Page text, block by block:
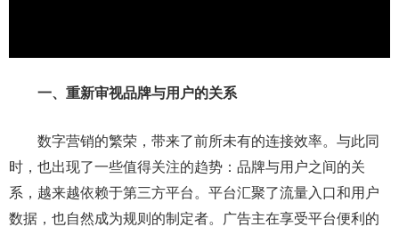
一、重新审视品牌与用户的关系
数字营销的繁荣，带来了前所未有的连接效率。与此同
时，也出现了一些值得关注的趋势：品牌与用户之间的关
系，越来越依赖于第三方平台。平台汇聚了流量入口和用户
数据，也自然成为规则的制定者。广告主在享受平台便利的